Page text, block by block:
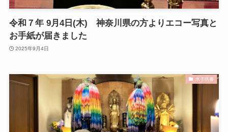
令和７年 9月4日(木) 神奈川県の方よりエコー写真と
お手紙が届きました
2025年9月4日
水子供養